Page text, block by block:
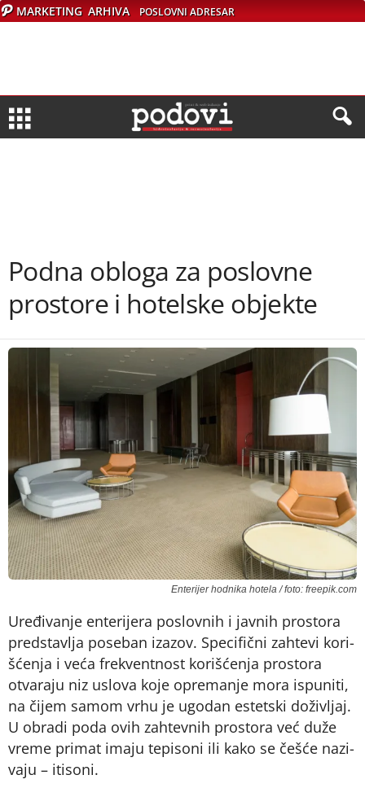
MARKETING ARHIVA POSLOVNI ADRESAR
Pod­na oblo­ga za po­slov­ne
pro­sto­re i ho­tel­ske objek­te
Enterijer hodnika hotela / foto: freepik.com
Ure­đi­va­nje en­te­ri­je­ra po­slov­nih i jav­nih pro­sto­ra
pred­sta­vlja po­se­ban iza­zov. Spe­ci­fič­ni zah­te­vi ko­ri­
šće­nja i ve­ća fre­kvent­nost ko­ri­šće­nja pro­sto­ra
otva­ra­ju niz uslo­va ko­je opre­ma­nje mo­ra is­pu­ni­ti,
na či­jem sa­mom vr­hu je ugo­dan estet­ski do­ži­vljaj.
U ob­ra­di po­da ovih zah­tev­nih pro­sto­ra već du­že
vre­me pri­mat ima­ju te­pi­so­ni ili ka­ko se če­šće na­zi­
va­ju – iti­so­ni.